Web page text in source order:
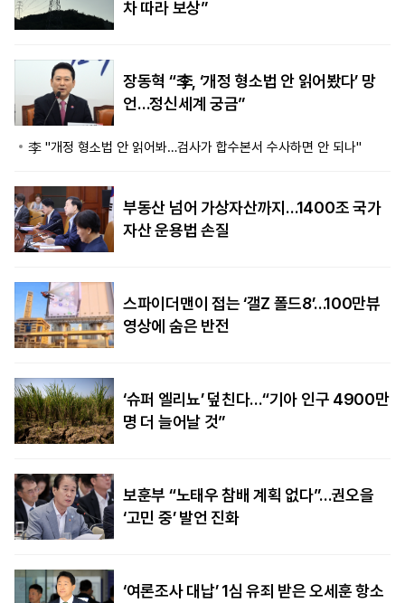
차 따라 보상”
장동혁 “李, ‘개정 형소법 안 읽어봤다’ 망
언…정신세계 궁금”
李 "개정 형소법 안 읽어봐…검사가 합수본서 수사하면 안 되나"
부동산 넘어 가상자산까지…1400조 국가
자산 운용법 손질
스파이더맨이 접는 ‘갤Z 폴드8’…100만뷰
영상에 숨은 반전
‘슈퍼 엘리뇨’ 덮친다…“기아 인구 4900만
명 더 늘어날 것”
보훈부 “노태우 참배 계획 없다”…권오을
‘고민 중’ 발언 진화
‘여론조사 대납’ 1심 유죄 받은 오세훈 항소